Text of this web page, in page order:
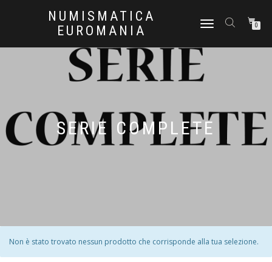
NUMISMATICA
EUROMANIA
NAVIGAZIONE
0
SERIE COMPLETE
Non è stato trovato nessun prodotto che corrisponde alla tua selezione.